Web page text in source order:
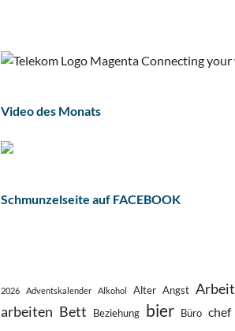
Video des Monats
Schmunzelseite auf FACEBOOK
2026 Adventskalender Alkohol Alter Angst Arbeit
arbeiten Bett Beziehung bier Büro chef